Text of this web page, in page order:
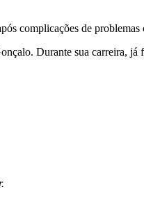
complicações de problemas
Durante sua carreira, já